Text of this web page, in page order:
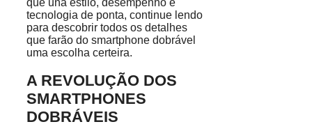
que una estilo, desempenho e
tecnologia de ponta, continue lendo
para descobrir todos os detalhes
que farão do smartphone dobrável
uma escolha certeira.
A REVOLUÇÃO DOS
SMARTPHONES
DOBRÁVEIS